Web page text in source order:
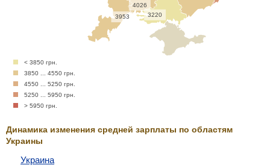
4026
3953 3220
< 3850 грн.
3850 ... 4550 грн.
4550 ... 5250 грн.
5250 ... 5950 грн.
> 5950 грн.
Динамика изменения средней зарплаты по областям
Украины
Украина